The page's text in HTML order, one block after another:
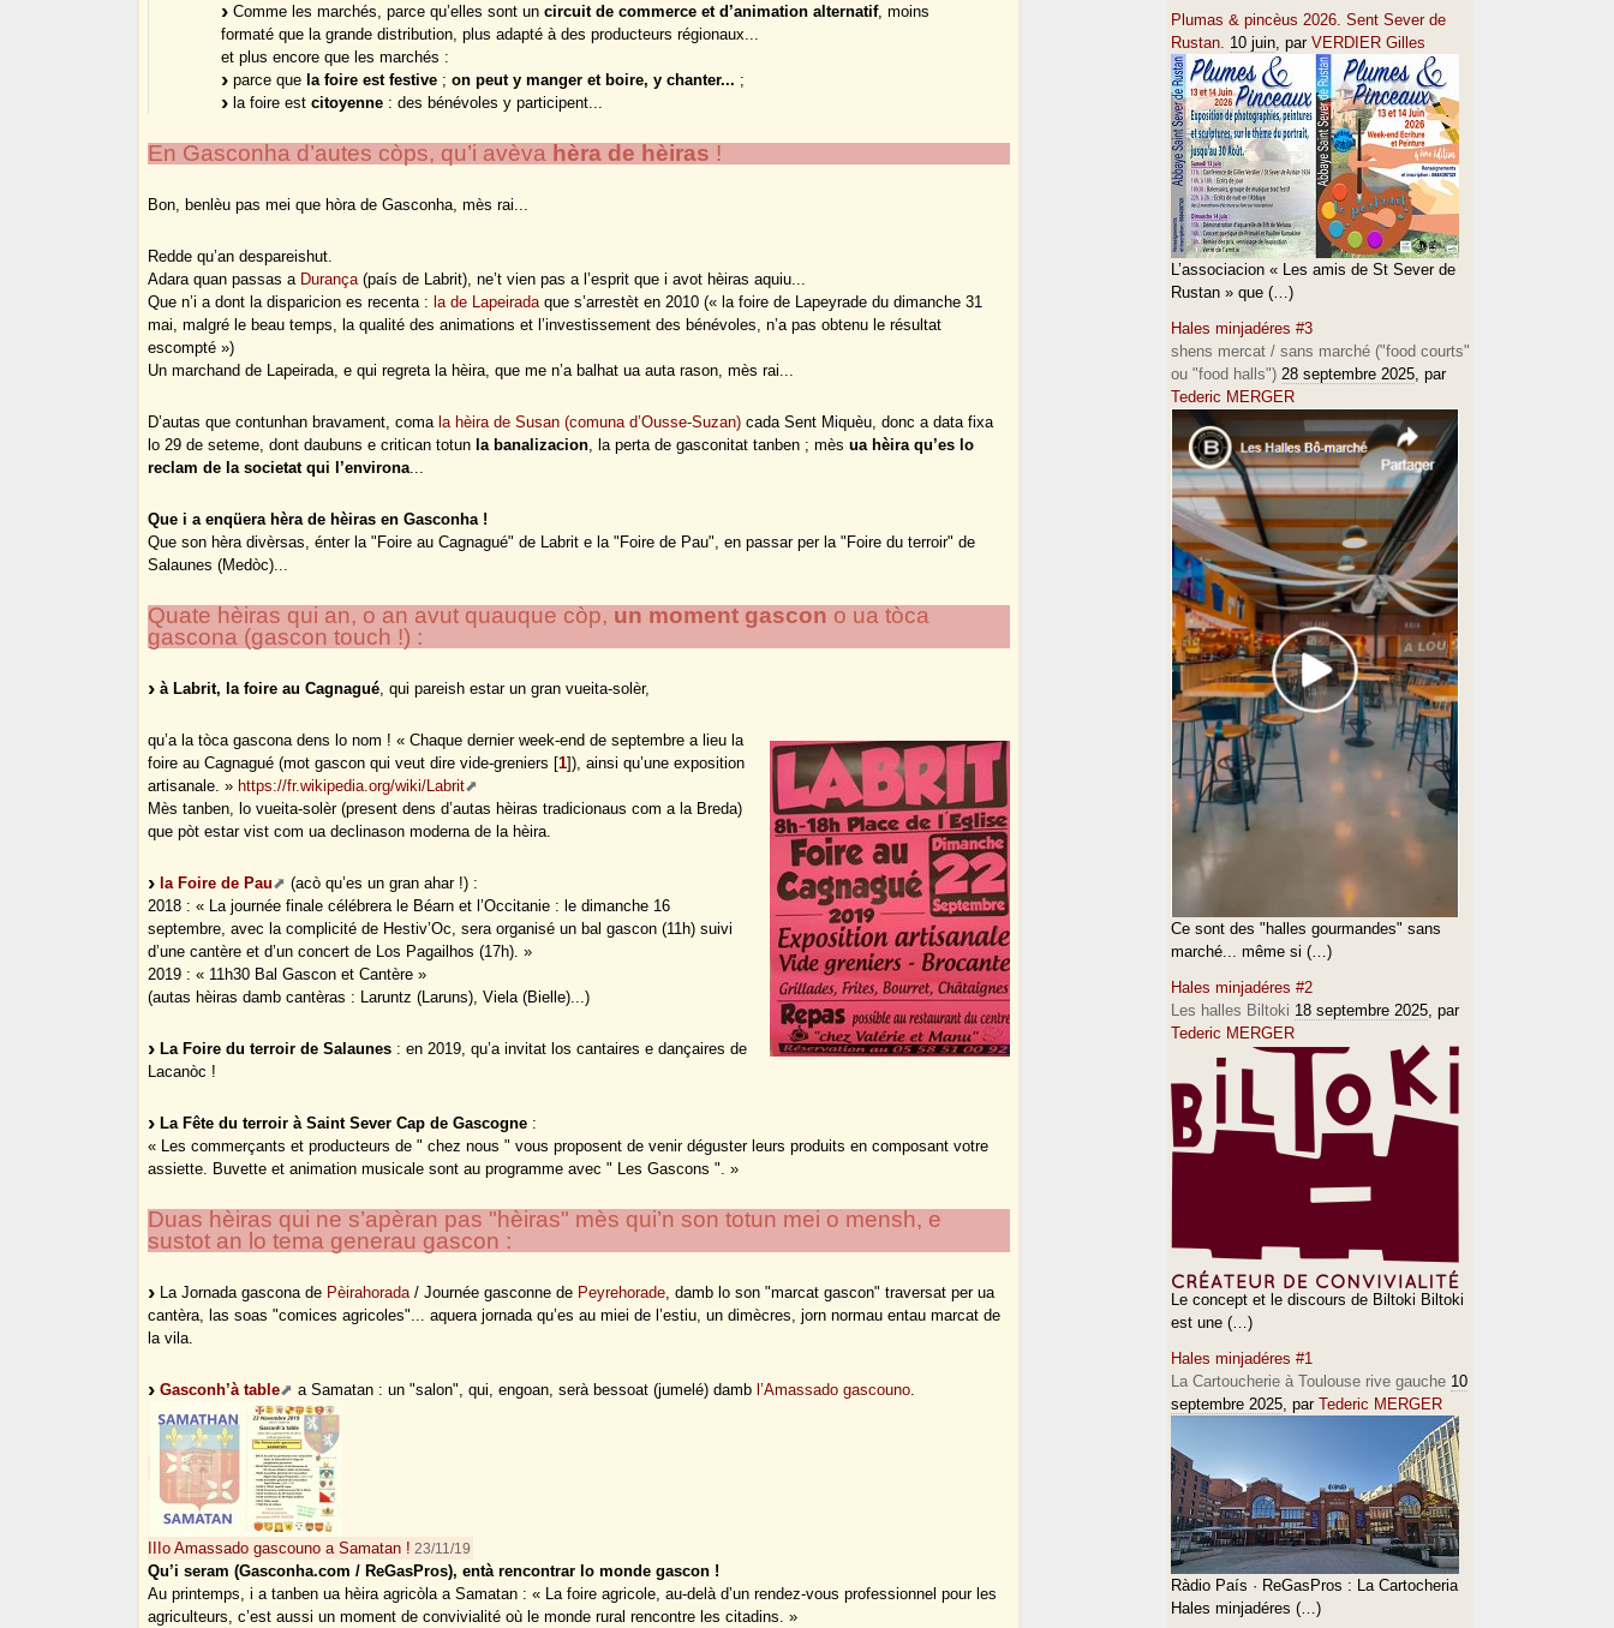
Comme les marchés, parce qu’elles sont uncircuit de commerce et d’animation alternatif, moins
formaté que la grande distribution, plus adapté à des producteurs régionaux...
et plus encore que les marchés :
parce que la foire est festive ;on peut y manger et boire, y chanter... ;
la foire estcitoyenne : des bénévoles y participent...
En Gasconha d’autes còps, qu’i avèva hèra de hèiras !
Bon, benlèu pas mei que hòra de Gasconha, mès rai...
Redde qu’an despareishut.
Adara quan passas a Durança(país de Labrit), ne’t vien pas a l’esprit que i avot hèiras aquiu...
Que n’i a dont la disparicion es recenta : la de Lapeiradaque s’arrestèt en 2010 (« la foire de Lapeyrade du dimanche 31
mai, malgré le beau temps, la qualité des animations et l’investissement des bénévoles, n’a pas obtenu le résultat
escompté »)
Un marchand de Lapeirada, e qui regreta la hèira, que me n’a balhat ua auta rason, mès rai...
D’autas que contunhan bravament, coma la hèira de Susan (comuna d’Ousse-Suzan) cada Sent Miquèu, donc a data fixa
lo 29 de seteme, dont daubuns e critican totun la banalizacion, la perta de gasconitat tanben ; mèsua hèira qu’es lo
reclam de la societat qui l’environa...
Que i a enqüera hèra de hèiras en Gasconha !
Que son hèra divèrsas, énter la "Foire au Cagnagué" de Labrit e la "Foire de Pau", en passar per la "Foire du terroir" de
Salaunes (Medòc)...
Quate hèiras qui an, o an avut quauque còp, un moment gascon o ua tòca
gascona (gascon touch !) :
à Labrit, la foire au Cagnagué, qui pareish estar un gran vueita-solèr,
qu’a la tòca gascona dens lo nom ! « Chaque dernier week-end de septembre a lieu la
foire au Cagnagué (mot gascon qui veut dire vide-greniers [1]), ainsi qu’une exposition
artisanale. » https://fr.wikipedia.org/wiki/Labrit
Mès tanben, lo vueita-solèr (present dens d’autas hèiras tradicionaus com a la Breda)
que pòt estar vist com ua declinason moderna de la hèira.
la Foire de Pau
(acò qu’es un gran ahar !) :
2018 : « La journée finale célébrera le Béarn et l’Occitanie : le dimanche 16
septembre, avec la complicité de Hestiv’Oc, sera organisé un bal gascon (11h) suivi
d’une cantère et d’un concert de Los Pagailhos (17h). »
2019 : « 11h30 Bal Gascon et Cantère »
(autas hèiras damb cantèras : Laruntz (Laruns), Viela (Bielle)...)
La Foire du terroir de Salaunes : en 2019, qu’a invitat los cantaires e dançaires de
Lacanòc !
La Fête du terroir à Saint Sever Cap de Gascogne :
« Les commerçants et producteurs de " chez nous " vous proposent de venir déguster leurs produits en composant votre
assiette. Buvette et animation musicale sont au programme avec " Les Gascons ". »
Duas hèiras qui ne s’apèran pas "hèiras" mès qui’n son totun mei o mensh, e
sustot an lo tema generau gascon :
La Jornada gascona de Pèirahorada/ Journée gasconne de Peyrehorade, damb lo son "marcat gascon" traversat per ua
cantèra, las soas "comices agricoles"... aquera jornada qu’es au miei de l’estiu, un dimècres, jorn normau entau marcat de
la vila.
Gasconh’à table a Samatan : un "salon", qui, engoan, serà bessoat (jumelé) damb l’Amassado gascouno.
IIIo Amassado gascouno a Samatan ! 23/11/19
Qu’i seram (Gasconha.com / ReGasPros), entà rencontrar lo monde gascon !
Au printemps, i a tanben ua hèira agricòla a Samatan : « La foire agricole, au-delà d’un rendez-vous professionnel pour les
agriculteurs, c’est aussi un moment de convivialité où le monde rural rencontre les citadins. »
Plumas & pincèus 2026. Sent Sever de
Rustan. 10 juin, par VERDIER Gilles
L’associacion « Les amis de St Sever de
Rustan » que (…)
Hales minjadéres #3
shens mercat / sans marché ("food courts"
ou "food halls") 28 septembre 2025, par
Tederic MERGER
Ce sont des "halles gourmandes" sans
marché... même si (…)
Hales minjadéres #2
Les halles Biltoki 18 septembre 2025, par
Tederic MERGER
Le concept et le discours de Biltoki Biltoki
est une (…)
Hales minjadéres #1
La Cartoucherie à Toulouse rive gauche 10
septembre 2025, par Tederic MERGER
Ràdio País · ReGasPros : La Cartocheria
Hales minjadéres (…)